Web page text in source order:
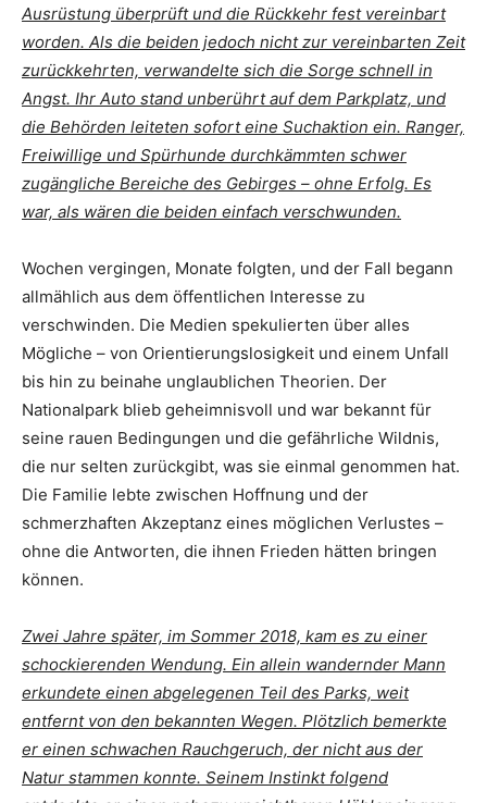
Ausrüstung überprüft und die Rückkehr fest vereinbart
worden. Als die beiden jedoch nicht zur vereinbarten Zeit
zurückkehrten, verwandelte sich die Sorge schnell in
Angst. Ihr Auto stand unberührt auf dem Parkplatz, und
die Behörden leiteten sofort eine Suchaktion ein. Ranger,
Freiwillige und Spürhunde durchkämmten schwer
zugängliche Bereiche des Gebirges – ohne Erfolg. Es
war, als wären die beiden einfach verschwunden.
Wochen vergingen, Monate folgten, und der Fall begann
allmählich aus dem öffentlichen Interesse zu
verschwinden. Die Medien spekulierten über alles
Mögliche – von Orientierungslosigkeit und einem Unfall
bis hin zu beinahe unglaublichen Theorien. Der
Nationalpark blieb geheimnisvoll und war bekannt für
seine rauen Bedingungen und die gefährliche Wildnis,
die nur selten zurückgibt, was sie einmal genommen hat.
Die Familie lebte zwischen Hoffnung und der
schmerzhaften Akzeptanz eines möglichen Verlustes –
ohne die Antworten, die ihnen Frieden hätten bringen
können.
Zwei Jahre später, im Sommer 2018, kam es zu einer
schockierenden Wendung. Ein allein wandernder Mann
erkundete einen abgelegenen Teil des Parks, weit
entfernt von den bekannten Wegen. Plötzlich bemerkte
er einen schwachen Rauchgeruch, der nicht aus der
Natur stammen konnte. Seinem Instinkt folgend